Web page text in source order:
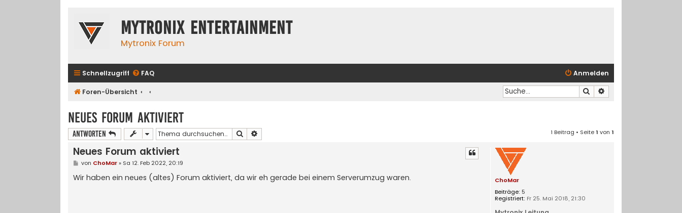
Mytronix Entertainment
Mytronix Forum
Schnellzugriff FAQ Anmelden
Foren-Übersicht Suche
Neues Forum aktiviert
Antworten Suche 1 Beitrag • Seite1 von 1
ChoMar
Beiträge: 5
Registriert: Fr 25. Mai 2018, 21:30
Neues Forum aktiviert
B
i
t
von ChoMar» Sa 12. Feb 2022, 20:19
Wir haben ein neues (altes) Forum aktiviert, da wir eh gerade bei einem Serverumzug waren.